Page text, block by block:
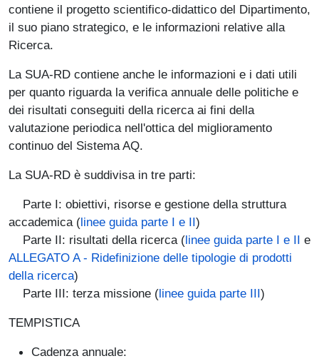
contiene il progetto scientifico-didattico del Dipartimento,
il suo piano strategico, e le informazioni relative alla
Ricerca.
La SUA-RD contiene anche le informazioni e i dati utili
per quanto riguarda la verifica annuale delle politiche e
dei risultati conseguiti della ricerca ai fini della
valutazione periodica nell'ottica del miglioramento
continuo del Sistema AQ.
La SUA-RD è suddivisa in tre parti:
Parte I: obiettivi, risorse e gestione della struttura
accademica (linee guida parte I e II)
Parte II: risultati della ricerca (linee guida parte I e II e
ALLEGATO A - Ridefinizione delle tipologie di prodotti
della ricerca)
Parte III: terza missione (linee guida parte III)
TEMPISTICA
Cadenza annuale: